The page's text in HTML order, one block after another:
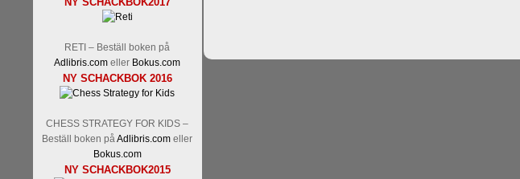
RETI – Beställ boken på
Adlibris.com eller Bokus.com
NY SCHACKBOK 2016
CHESS STRATEGY FOR KIDS –
Beställ boken påAdlibris.com eller
Bokus.com
NY SCHACKBOK2015